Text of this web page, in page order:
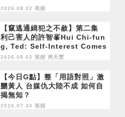
2026.08.02 視頻
【竄逃通緝犯之不赦】第二集
利己害人的許智峯Hui Chi-fun
g, Ted: Self-Interest Comes
at Others' Expense
2026.08.02 視頻 周天慧
【今日G點】整「用語對照」激
嬲黃人 台媒仇大陸不成 如何自
揭無知？
2026.07.30 視頻